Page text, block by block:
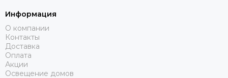
Информация
О компании
Контакты
Доставка
Оплата
Акции
Освещение домов